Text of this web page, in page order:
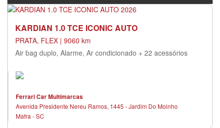
KARDIAN 1.0 TCE ICONIC AUTO
PRATA, FLEX | 9060 km
Air bag duplo, Alarme, Ar condicionado + 22 acessórios
Ferrari Car Multimarcas
Avenida Presidente Nereu Ramos, 1445 - Jardim Do Moinho
Mafra - SC